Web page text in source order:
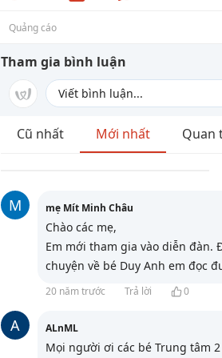
Quảng cáo
Tham gia bình luận
Cũ nhất Mới nhất Quan
M mẹ Mít Minh Châu
Chào các mẹ,
Em mới tham gia vào diễn đàn.
chuyện về bé Duy Anh em đọc
20 năm trước Trả lời 0
A ALnML
Mọi người ơi các bé Trung tâm